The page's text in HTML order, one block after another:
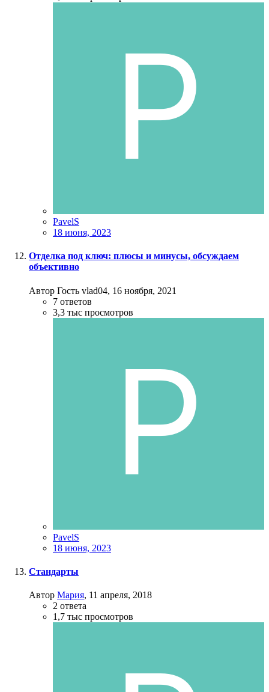
PavelS
18 июня, 2023
Отделка под ключ: плюсы и минусы, обсуждаем
объективно
Автор Гость vlad04, 16 ноября, 2021
7 ответов
3,3 тыс просмотров
PavelS
18 июня, 2023
Стандарты
Автор Мария, 11 апреля, 2018
2 ответа
1,7 тыс просмотров